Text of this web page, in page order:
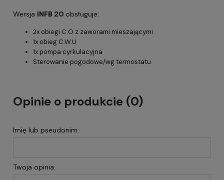
Wersja INFB 20 obsługuje:
2x obiegi C.O z zaworami mieszającymi
1x obieg C.W.U
1x pompa cyrkulacyjna
Sterowanie pogodowe/wg termostatu
Opinie o produkcie (0)
Imię lub pseudonim:
Twoja opinia: